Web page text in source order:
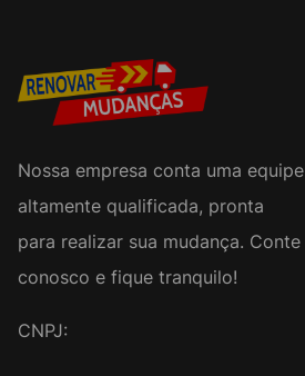
Nossa empresa conta uma equipe
altamente qualificada, pronta
para realizar sua mudança. Conte
conosco e fique tranquilo!
CNPJ: